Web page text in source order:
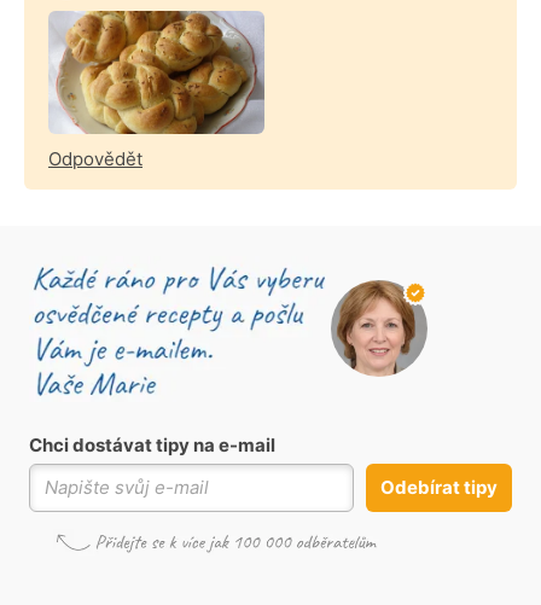
Odpovědět
Chci dostávat tipy na e-mail
Odebírat tipy